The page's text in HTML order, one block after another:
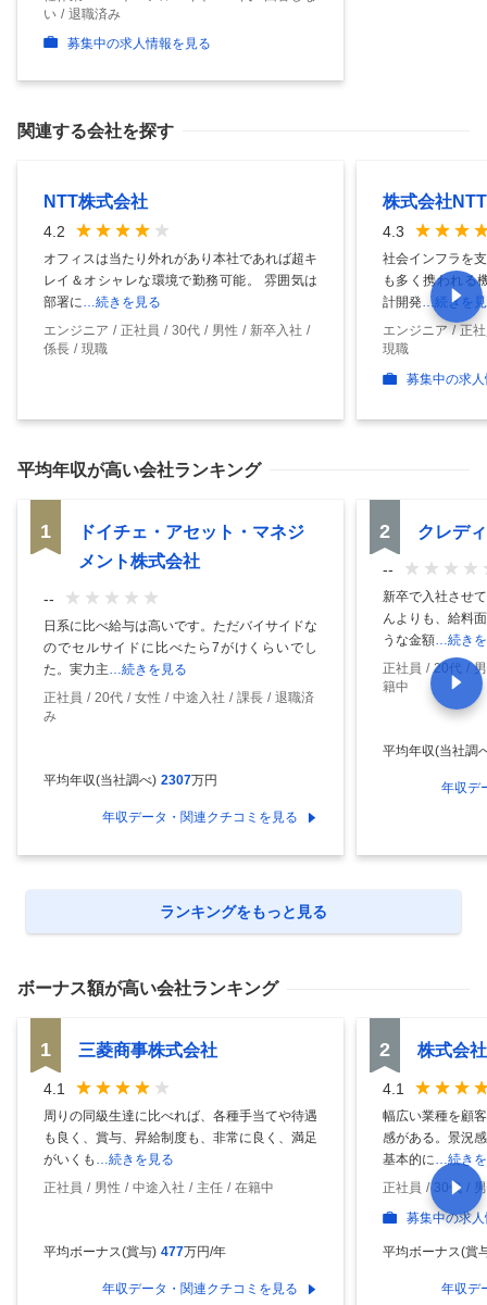
い
退職済み
募集中の求人情報を見る
関連する会社を探す
NTT株式会社
4.2
オフィスは当たり外れがあり本社であれば超キ
レイ＆オシャレな環境で勤務可能。 雰囲気は
部署に …続きを見る
エンジニア
正社員 30代 男性
新卒入社
係長
現職
株式会社
4.3
社会インフラを
も多く携われる
計開発 …続きを
エンジニア
正
現職
募集中の求
平均年収が高い会社ランキング
1
ドイチェ・アセット・マネジ
メント株式会社
--
日系に比べ給与は高いです。ただバイサイドな
のでセルサイドに比べたら7がけくらいでし
た。実力主…続きを見る
正社員
20代 女性 中途入社 課長
退職済
み
平均年収(当社調べ) 2307万円
年収データ・関連クチコミを見る
2 クレデ
--
新卒で入社させ
んよりも、給料
うな金額…続き
正社員
20代
籍中
平均年収(当社調
年収デ
ランキングをもっと見る
ボーナス額が高い会社ランキング
1 三菱商事株式会社
4.1
周りの同級生達に比べれば、各種手当てや待遇
も良く、賞与、昇給制度も、非常に良く、満足
がいくも …続きを見る
正社員
男性 中途入社 主任 在籍中
平均ボーナス(賞与) 477万円/年
年収データ・関連クチコミを見る
2 株式会
4.1
幅広い業種を顧
感がある。景況
基本的に…続き
正社員
30代
募集中の求
平均ボーナス(賞
年収デ